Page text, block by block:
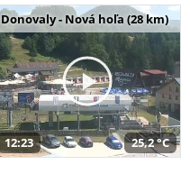
Donovaly - Nová hoľa (28 km)
12:23 25,2 °C